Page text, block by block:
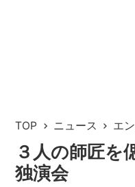
TOP ニュース エ
３人の師匠を
独演会